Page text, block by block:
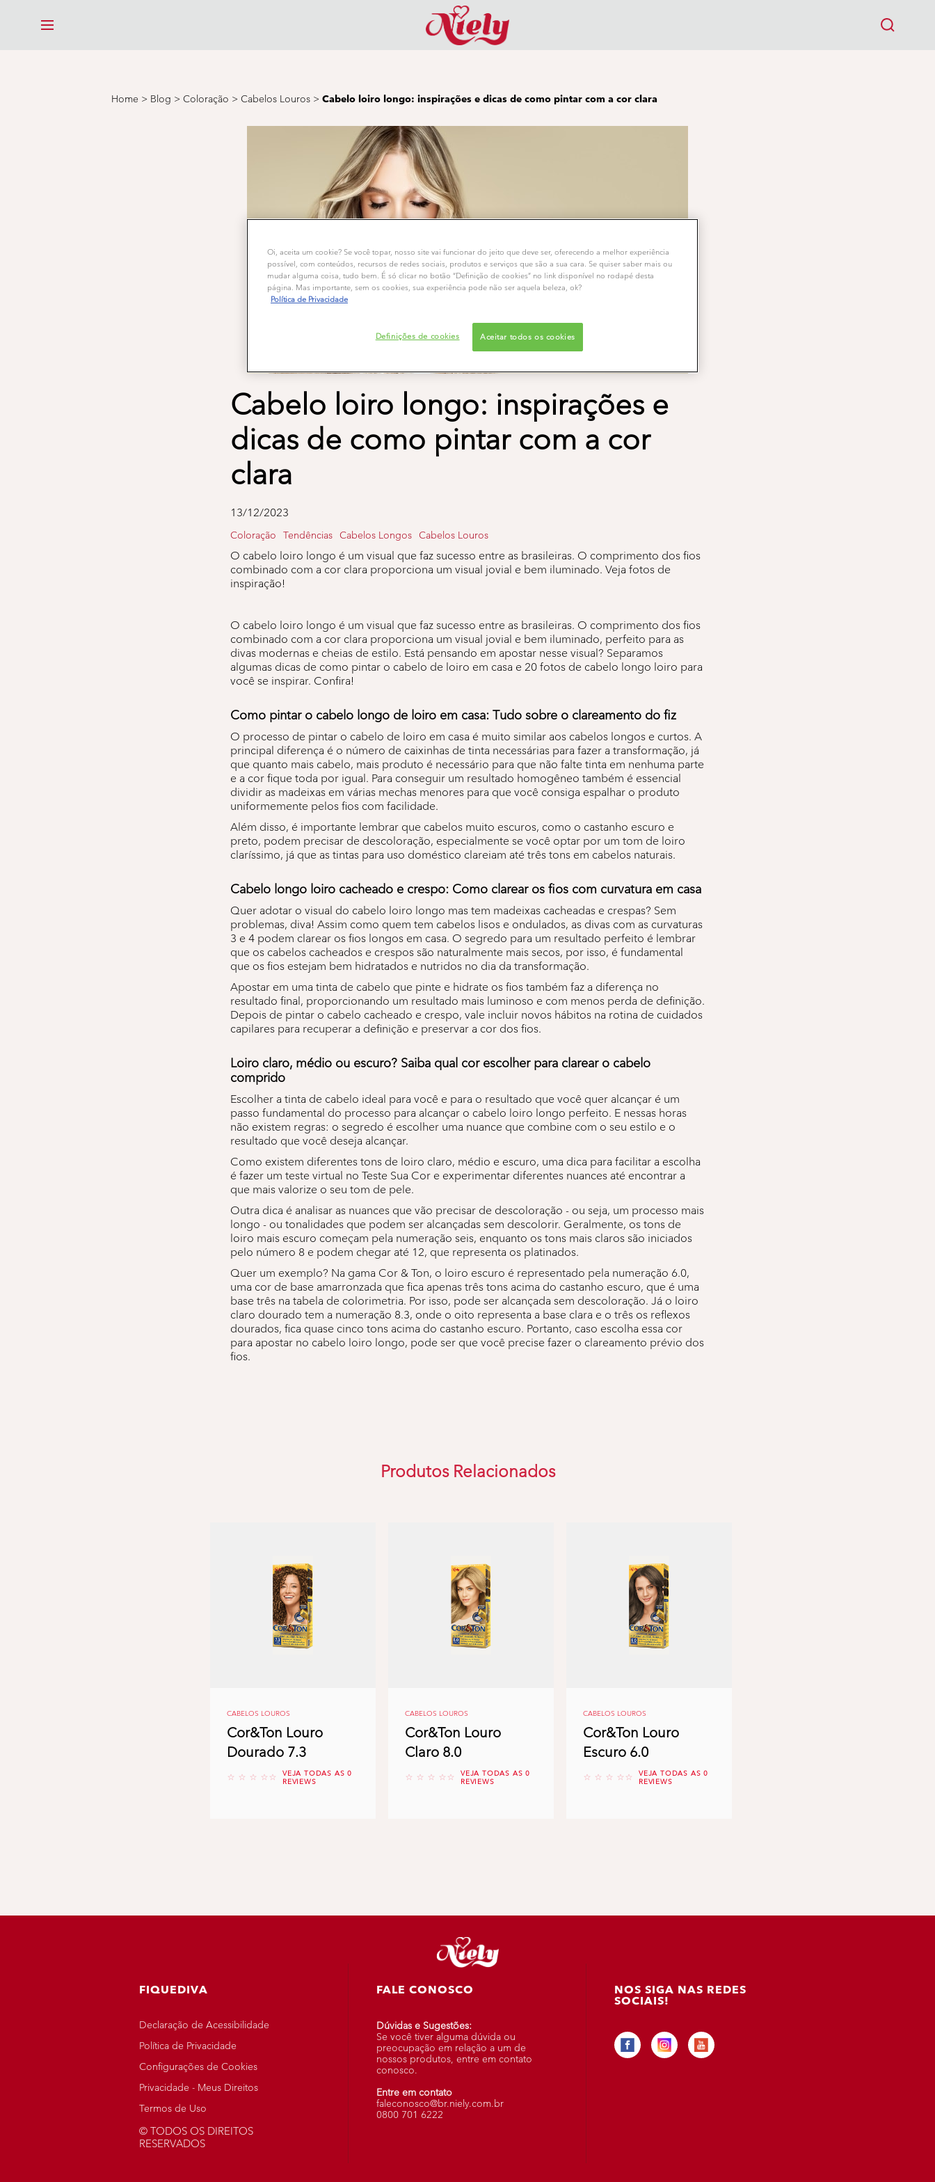
MENU
Home > Blog > Coloração > Cabelos Louros > Cabelo loiro longo: inspirações e dicas de como pintar com a cor clara
Cabelo loiro longo: inspirações e
dicas de como pintar com a cor
clara
13/12/2023
Coloração Tendências Cabelos Longos Cabelos Louros
O cabelo loiro longo é um visual que faz sucesso entre as brasileiras. O comprimento dos fios
combinado com a cor clara proporciona um visual jovial e bem iluminado. Veja fotos de
inspiração!
O cabelo loiro longo é um visual que faz sucesso entre as brasileiras. O comprimento dos fios
combinado com a cor clara proporciona um visual jovial e bem iluminado, perfeito para as
divas modernas e cheias de estilo. Está pensando em apostar nesse visual? Separamos
algumas dicas de como pintar o cabelo de loiro em casa e 20 fotos de cabelo longo loiro para
você se inspirar. Confira!
Como pintar o cabelo longo de loiro em casa: Tudo sobre o clareamento do fiz
O processo de pintar o cabelo de loiro em casa é muito similar aos cabelos longos e curtos. A
principal diferença é o número de caixinhas de tinta necessárias para fazer a transformação, já
que quanto mais cabelo, mais produto é necessário para que não falte tinta em nenhuma parte
e a cor fique toda por igual. Para conseguir um resultado homogêneo também é essencial
dividir as madeixas em várias mechas menores para que você consiga espalhar o produto
uniformemente pelos fios com facilidade.
Além disso, é importante lembrar que cabelos muito escuros, como o castanho escuro e
preto, podem precisar de descoloração, especialmente se você optar por um tom de loiro
claríssimo, já que as tintas para uso doméstico clareiam até três tons em cabelos naturais.
Cabelo longo loiro cacheado e crespo: Como clarear os fios com curvatura em casa
Quer adotar o visual do cabelo loiro longo mas tem madeixas cacheadas e crespas? Sem
problemas, diva! Assim como quem tem cabelos lisos e ondulados, as divas com as curvaturas
3 e 4 podem clarear os fios longos em casa. O segredo para um resultado perfeito é lembrar
que os cabelos cacheados e crespos são naturalmente mais secos, por isso, é fundamental
que os fios estejam bem hidratados e nutridos no dia da transformação.
Apostar em uma tinta de cabelo que pinte e hidrate os fios também faz a diferença no
resultado final, proporcionando um resultado mais luminoso e com menos perda de definição.
Depois de pintar o cabelo cacheado e crespo, vale incluir novos hábitos na rotina de cuidados
capilares para recuperar a definição e preservar a cor dos fios.
Loiro claro, médio ou escuro? Saiba qual cor escolher para clarear o cabelo
comprido
Escolher a tinta de cabelo ideal para você e para o resultado que você quer alcançar é um
passo fundamental do processo para alcançar o cabelo loiro longo perfeito. E nessas horas
não existem regras: o segredo é escolher uma nuance que combine com o seu estilo e o
resultado que você deseja alcançar.
Como existem diferentes tons de loiro claro, médio e escuro, uma dica para facilitar a escolha
é fazer um teste virtual no Teste Sua Cor e experimentar diferentes nuances até encontrar a
que mais valorize o seu tom de pele.
Outra dica é analisar as nuances que vão precisar de descoloração - ou seja, um processo mais
longo - ou tonalidades que podem ser alcançadas sem descolorir. Geralmente, os tons de
loiro mais escuro começam pela numeração seis, enquanto os tons mais claros são iniciados
pelo número 8 e podem chegar até 12, que representa os platinados.
Quer um exemplo? Na gama Cor & Ton, o loiro escuro é representado pela numeração 6.0,
uma cor de base amarronzada que fica apenas três tons acima do castanho escuro, que é uma
base três na tabela de colorimetria. Por isso, pode ser alcançada sem descoloração. Já o loiro
claro dourado tem a numeração 8.3, onde o oito representa a base clara e o três os reflexos
dourados, fica quase cinco tons acima do castanho escuro. Portanto, caso escolha essa cor
para apostar no cabelo loiro longo, pode ser que você precise fazer o clareamento prévio dos
fios.
Produtos Relacionados
CABELOS LOUROS
Cor&Ton Louro
Dourado 7.3
No reviews
VEJA TODAS AS 0
REVIEWS
CABELOS LOUROS
Cor&Ton Louro
Claro 8.0
No reviews
VEJA TODAS AS 0
REVIEWS
CABELOS LOUROS
Cor&Ton Louro
Escuro 6.0
No reviews
VEJA TODAS AS 0
REVIEWS
FIQUEDIVA
Declaração de Acessibilidade
Política de Privacidade
Configurações de Cookies
Privacidade - Meus Direitos
Termos de Uso
© TODOS OS DIREITOS
RESERVADOS
FALE CONOSCO
Dúvidas e Sugestões:
Se você tiver alguma dúvida ou
preocupação em relação a um de
nossos produtos, entre em contato
conosco.
Entre em contato
faleconosco@br.niely.com.br
0800 701 6222
NOS SIGA NAS REDES
SOCIAIS!
Oi, aceita um cookie? Se você topar, nosso site vai funcionar do jeito que deve ser, oferecendo a melhor experiência
possível, com conteúdos, recursos de redes sociais, produtos e serviços que são a sua cara. Se quiser saber mais ou
mudar alguma coisa, tudo bem. É só clicar no botão “Definição de cookies” no link disponível no rodapé desta
página. Mas importante, sem os cookies, sua experiência pode não ser aquela beleza, ok?
Política de Privacidade
Definições de cookies Aceitar todos os cookies